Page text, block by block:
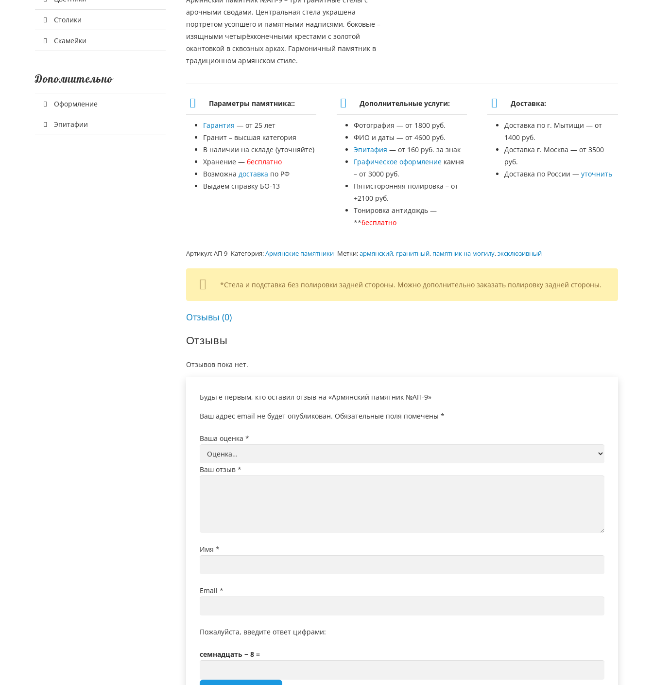
Столики
Скамейки
Дополнительно
Оформление
Эпитафии
арочными сводами. Центральная стела украшена
портретом усопшего и памятными надписями, боковые –
изящными четырёхконечными крестами с золотой
окантовкой в сквозных арках. Гармоничный памятник в
традиционном армянском стиле.
Параметры памятника::
Гарантия — от 25 лет
Гранит – высшая категория
В наличии на складе (уточняйте)
Хранение — бесплатно
Возможна доставка по РФ
Выдаем справку БО-13
Дополнительные услуги:
Фотография — от 1800 руб.
ФИО и даты — от 4600 руб.
Эпитафия — от 160 руб. за знак
Графическое оформлениекамня
– от 3000 руб.
Пятисторонняя полировка – от
+2100 руб.
Тонировка антидождь —
**бесплатно
Доставка:
Доставка по г. Мытищи — от
1400 руб.
Доставка г. Москва — от 3500
руб.
Доставка по России —уточнить
Артикул:АП-9 Категория:Армянские памятники Метки:армянский, гранитный, памятник на могилу,эксклюзивный
*Стела и подставка без полировки задней стороны. Можно дополнительно заказать полировку задней стороны.
Отзывы (0)
Отзывы
Отзывов пока нет.
Будьте первым, кто оставил отзыв на «Армянский памятник №АП-9»
Ваш адрес email не будет опубликован. Обязательные поля помечены *
Ваша оценка *
Ваш отзыв *
Имя *
Email *
Пожалуйста, введите ответ цифрами:
семнадцать − 8 =